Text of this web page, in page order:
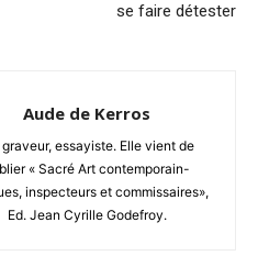
se faire détester
Aude de Kerros
essayiste. Elle vient de
« Sacré Art contemporain-
inspecteurs et commissaires»,
Ed. Jean Cyrille Godefroy.